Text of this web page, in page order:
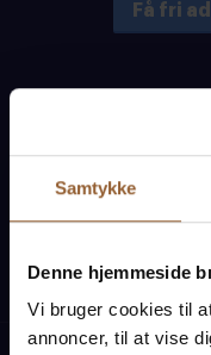
Samtykke
Denne hjemmeside
Vi bruger cookies til
annoncer, til at vise
Få fri